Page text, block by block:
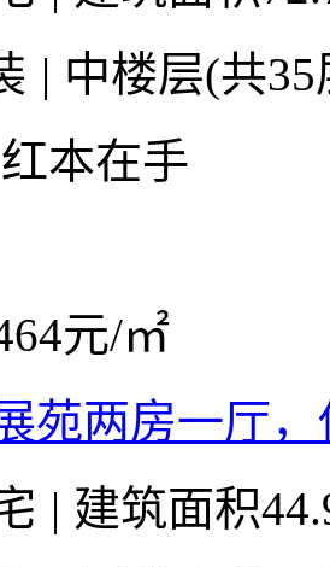
| 中楼层(共
红本在手
元/㎡
苑两房一厅
| 建筑面积